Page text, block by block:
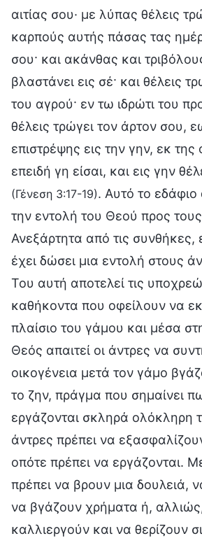
αιτίας σου· με λύπας θέλεις
καρπούς αυτής πάσας τας
σου· και ακάνθας και
βλαστάνει εις σέ· και θέλεις
του αγρού· εν τω ιδρώτι του
θέλεις τρώγει τον άρτον σου,
επιστρέψης εις την γην, εκ της
επειδή γη είσαι, και εις γην
(Γένεση 3:17-19). Αυτό το εδάφιο
την εντολή του Θεού προς
Ανεξάρτητα από τις
έχει δώσει μια εντολή στους
Του αυτή αποτελεί τις
καθήκοντα που οφείλουν να
πλαίσιο του γάμου και μέσα
Θεός απαιτεί οι άντρες να
οικογένεια μετά τον γάμο
το ζην, πράγμα που σημαίνει
εργάζονται σκληρά ολόκληρη
άντρες πρέπει να
οπότε πρέπει να εργάζονται.
πρέπει να βρουν μια δουλειά,
να βγάζουν χρήματα ή,
καλλιεργούν και να θερίζουν